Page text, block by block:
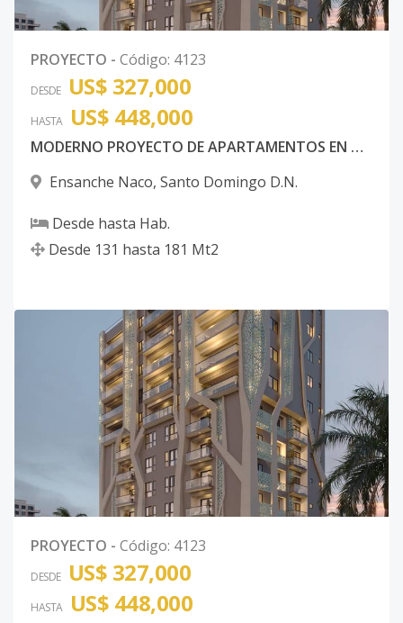
PROYECTO - Código: 4123
DESDE US$ 327,000
HASTA US$ 448,000
MODERNO PROYECTO DE APARTAMENTOS EN NACO
Ensanche Naco, Santo Domingo D.N.
Desde hasta Hab.
Desde 131 hasta 181 Mt2
PROYECTO - Código: 4123
DESDE US$ 327,000
HASTA US$ 448,000